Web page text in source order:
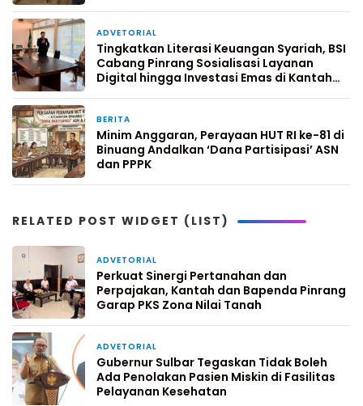
ADVETORIAL
Tingkatkan Literasi Keuangan Syariah, BSI
Cabang Pinrang Sosialisasi Layanan
Digital hingga Investasi Emas di Kantah
BERITA
Minim Anggaran, Perayaan HUT RI ke-81 di
Binuang Andalkan ‘Dana Partisipasi’ ASN
dan PPPK
RELATED POST WIDGET (LIST)
ADVETORIAL
Perkuat Sinergi Pertanahan dan
Perpajakan, Kantah dan Bapenda Pinrang
Garap PKS Zona Nilai Tanah
ADVETORIAL
Gubernur Sulbar Tegaskan Tidak Boleh
Ada Penolakan Pasien Miskin di Fasilitas
Pelayanan Kesehatan